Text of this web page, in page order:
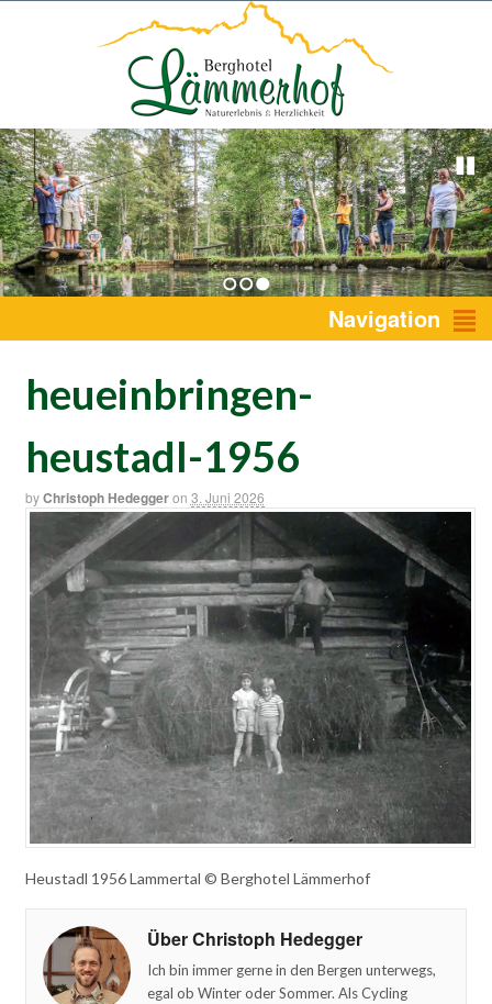
1 2 3 Navigation
heueinbringen-
heustadl-1956
byChristoph Hedeggeron 3. Juni 2026
Heustadl 1956 Lammertal © Berghotel Lämmerhof
Über Christoph Hedegger
Ich bin immer gerne in den Bergen unterwegs,
egal ob Winter oder Sommer. Als Cycling